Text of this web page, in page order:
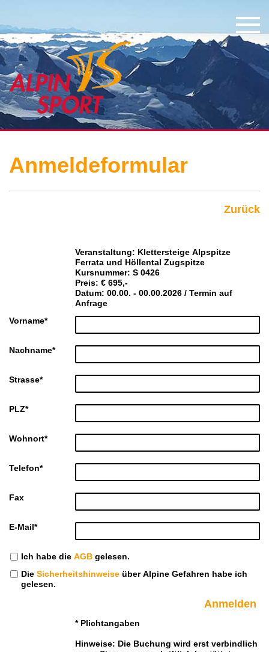
Anmeldeformular
Zurück
Veranstaltung: Klettersteige Alpspitze
Ferrata und Höllental Zugspitze
Kursnummer: S 0426
Preis: € 695,-
Datum: 00.00. - 00.00.2026 / Termin auf
Anfrage
Vorname*
Nachname*
Strasse*
PLZ*
Wohnort*
Telefon*
Fax
E-Mail*
Ich habe die AGB gelesen.
Die Sicherheitshinweise über Alpine Gefahren habe ich
gelesen.
* Plichtangaben
Hinweise: Die Buchung wird erst verbindlich